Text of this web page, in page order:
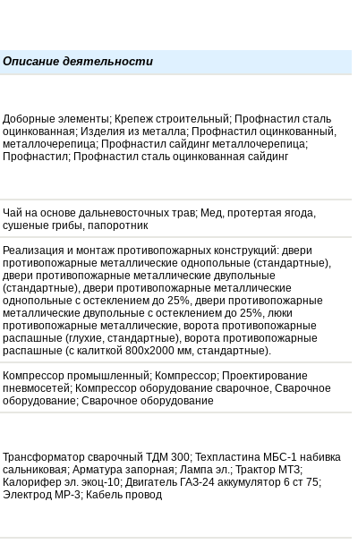
Описание деятельности
Доборные элементы; Крепеж строительный; Профнастил сталь
оцинкованная; Изделия из металла; Профнастил оцинкованный,
металлочерепица; Профнастил сайдинг металлочерепица;
Профнастил; Профнастил сталь оцинкованная сайдинг
Чай на основе дальневосточных трав; Мед, протертая ягода,
сушеные грибы, папоротник
Реализация и монтаж противопожарных конструкций: двери
противопожарные металлические однопольные (стандартные),
двери противопожарные металлические двупольные
(стандартные), двери противопожарные металлические
однопольные с остеклением до 25%, двери противопожарные
металлические двупольные с остеклением до 25%, люки
противопожарные металлические, ворота противопожарные
распашные (глухие, стандартные), ворота противопожарные
распашные (с калиткой 800х2000 мм, стандартные).
Компрессор промышленный; Компрессор; Проектирование
пневмосетей; Компрессор оборудование сварочное, Сварочное
оборудование; Сварочное оборудование
Трансформатор сварочный ТДМ 300; Техпластина МБС-1 набивка
сальниковая; Арматура запорная; Лампа эл.; Трактор МТЗ;
Калорифер эл. экоц-10; Двигатель ГАЗ-24 аккумулятор 6 ст 75;
Электрод МР-3; Кабель провод